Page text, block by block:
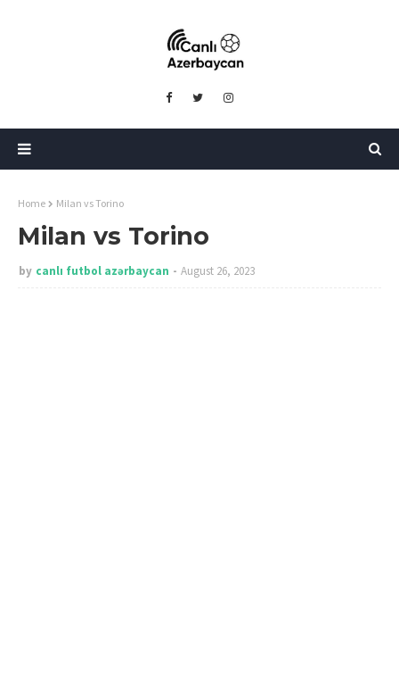
Home Milan vs Torino
Milan vs Torino
by canlı futbol azərbaycan August 26, 2023